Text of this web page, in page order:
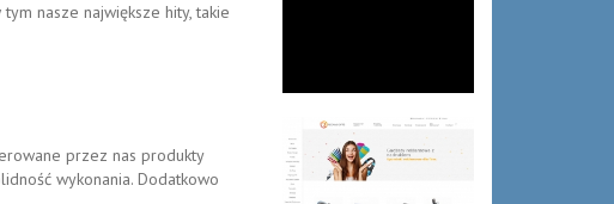
nasze największe hity, takie
przez nas produkty
wykonania. Dodatkowo